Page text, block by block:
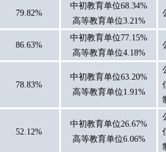
79.82%
中初教育单位68.34%
高等教育单位3.21%
86.63%
中初教育单位77.15%
高等教育单位4.18%
78.83%
中初教育单位63.20%
高等教育单位1.91%
52.12%
中初教育单位26.67%
高等教育单位6.06%